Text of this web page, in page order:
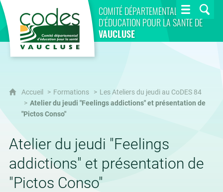
COMITÉ DÉPARTEMENTAL
D’ÉDUCATION POUR LA SANTÉ DE
VAUCLUSE
CoDES 84
Accueil Formations
Les Ateliers du jeudi au CoDES 84
Atelier du jeudi "Feelings addictions" et présentation de
"Pictos Conso"
Atelier du jeudi "Feelings
addictions" et présentation de
"Pictos Conso"